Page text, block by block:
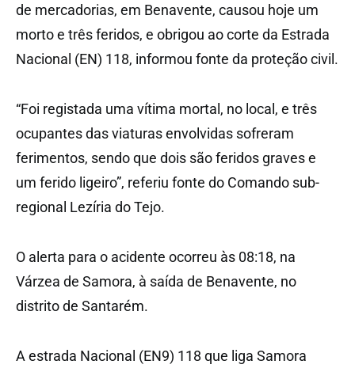
de mercadorias, em Benavente, causou hoje um
morto e três feridos, e obrigou ao corte da Estrada
Nacional (EN) 118, informou fonte da proteção civil.
“Foi registada uma vítima mortal, no local, e três
ocupantes das viaturas envolvidas sofreram
ferimentos, sendo que dois são feridos graves e
um ferido ligeiro”, referiu fonte do Comando sub-
regional Lezíria do Tejo.
O alerta para o acidente ocorreu às 08:18, na
Várzea de Samora, à saída de Benavente, no
distrito de Santarém.
A estrada Nacional (EN9) 118 que liga Samora